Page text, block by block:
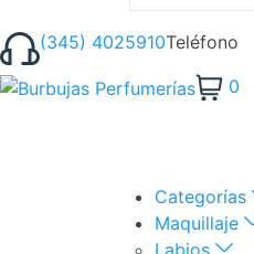
(345) 4025910Teléfono
0
Categorías
Maquillaje